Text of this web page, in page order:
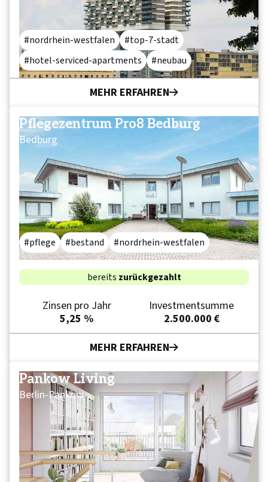
hotel-serviced-apartments neubau
nordrhein-westfalen top-7-stadt
MEHR ERFAHREN
Pflegezentrum Pro8 Bedburg
Bedburg
pflege bestand nordrhein-westfalen
bereits zurückgezahlt
Zinsen pro Jahr
5,25 %
Investmentsumme
2.500.000 €
MEHR ERFAHREN
Pankow Living
Berlin-Pankow